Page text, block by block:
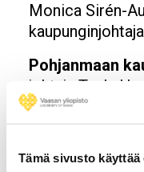
Tämä sivusto käyttää
Monica Sirén-
Pohjanmaan
johtaja Tuula
johtaja Mikael
toimitusjohtaja
Oy Vaasan